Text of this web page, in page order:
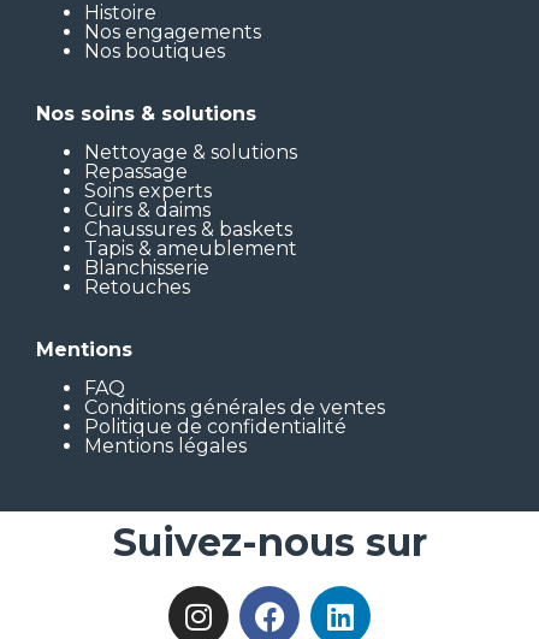
Histoire
Nos engagements
Nos boutiques
Nos soins & solutions
Nettoyage & solutions
Repassage
Soins experts
Cuirs & daims
Chaussures & baskets
Tapis & ameublement
Blanchisserie
Retouches
Mentions
FAQ
Conditions générales de ventes
Politique de confidentialité
Mentions légales
Suivez-nous sur